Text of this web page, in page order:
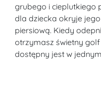
grubego i cieplutkiego
dla dziecka okryje jego
piersiową. Kiedy
otrzymasz świetny
dostępny jest w